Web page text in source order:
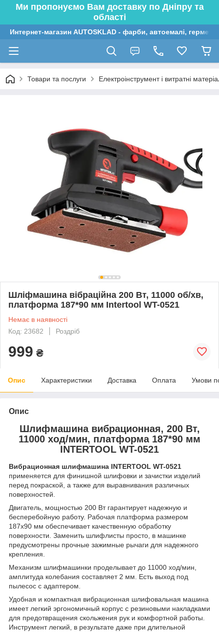
Ми пропонуємо Вам доставку по Дніпру та
області
Интернет-магазин AUTOSKLAD - фарби, автоемалі,
Товари та послуги Електроінструмент і витратні
Шліфмашина вібраційна 200 Вт, 11000 об/хв,
платформа 187*90 мм Intertool WT-0521
Немає в наявності
Код: 23682
Роздріб
999 ₴
Опис Характеристики Доставка Оплата Умови
Опис
Шлифмашина вибрационная, 200 Вт,
11000 ход/мин, платформа 187*90 мм
INTERTOOL WT-0521
Вибрационная шлифмашина INTERTOOL WT-0521
применяется для финишной шлифовки и зачистки изделий
перед покраской, а также для выравнивания различных
поверхностей.
Двигатель, мощностью 200 Вт гарантирует надежную и
бесперебойную работу. Рабочая платформа размером
187х90 мм обеспечивает качественную обработку
поверхности. Заменить шлифлисты просто, в машинке
предусмотрены прочные зажимные рычаги для надежного
крепления.
Механизм шлифмашинки проделывает до 11000 ход/мин,
амплитуда колебания составляет 2 мм. Есть выход под
пылесос с адаптером.
Удобная и компактная вибрационная шлифовальная машина
имеет легкий эргономичный корпус с резиновыми накладками
для предотвращения скольжения рук и комфортной работы.
Инструмент легкий, в результате даже при длительной